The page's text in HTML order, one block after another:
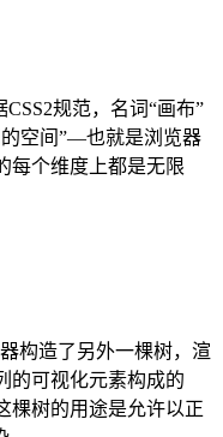
规范，名词“画布”
空间”—也就是浏览器
每个维度上都是无限
构造了另外一棵树，渲
的可视化元素构成的
棵树的用途是允许以正